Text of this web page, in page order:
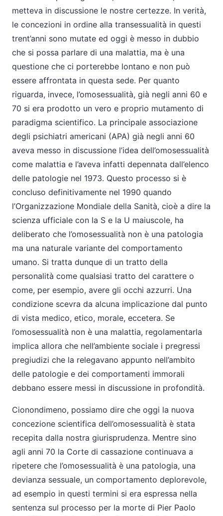
metteva in discussione le nostre certezze. In verità,
le concezioni in ordine alla transessualità in questi
trent’anni sono mutate ed oggi è messo in dubbio
che si possa parlare di una malattia, ma è una
questione che ci porterebbe lontano e non può
essere affrontata in questa sede. Per quanto
riguarda, invece, l’omosessualità, già negli anni 60 e
70 si era prodotto un vero e proprio mutamento di
paradigma scientifico. La principale associazione
degli psichiatri americani (APA) già negli anni 60
aveva messo in discussione l’idea dell’omosessualità
come malattia e l’aveva infatti depennata dall’elenco
delle patologie nel 1973. Questo processo si è
concluso definitivamente nel 1990 quando
l’Organizzazione Mondiale della Sanità, cioè a dire la
scienza ufficiale con la S e la U maiuscole, ha
deliberato che l’omosessualità non è una patologia
ma una naturale variante del comportamento
umano. Si tratta dunque di un tratto della
personalità come qualsiasi tratto del carattere o
come, per esempio, avere gli occhi azzurri. Una
condizione scevra da alcuna implicazione dal punto
di vista medico, etico, morale, eccetera. Se
l’omosessualità non è una malattia, regolamentarla
implica allora che nell’ambiente sociale i pregressi
pregiudizi che la relegavano appunto nell’ambito
delle patologie e dei comportamenti immorali
debbano essere messi in discussione in profondità.
Cionondimeno, possiamo dire che oggi la nuova
concezione scientifica dell’omosessualità è stata
recepita dalla nostra giurisprudenza. Mentre sino
agli anni 70 la Corte di cassazione continuava a
ripetere che l’omosessualità è una patologia, una
devianza sessuale, un comportamento deplorevole,
ad esempio in questi termini si era espressa nella
sentenza sul processo per la morte di Pier Paolo